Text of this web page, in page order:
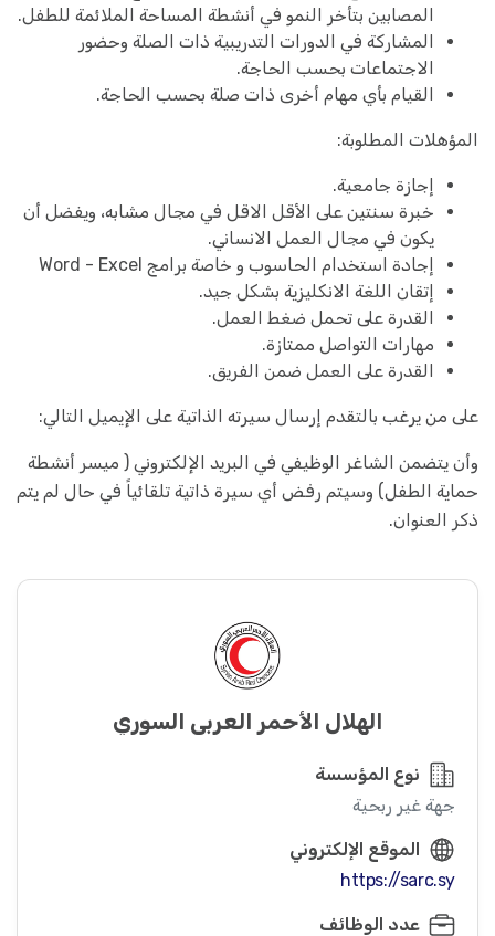
المصابين بتأخر النمو في أنشطة المساحة الملائمة للطفل.
المشاركة في الدورات التدريبية ذات الصلة وحضور
الاجتماعات بحسب الحاجة.
القيام بأي مهام أخرى ذات صلة بحسب الحاجة.
المؤهلات المطلوبة:
إجازة جامعية.
خبرة سنتين على الأقل الاقل في مجال مشابه، ويفضل أن
يكون في مجال العمل الانساني.
إجادة استخدام الحاسوب و خاصة برامج Word - Excel
إتقان اللغة الانكليزية بشكل جيد.
القدرة على تحمل ضغط العمل.
مهارات التواصل ممتازة.
القدرة على العمل ضمن الفريق.
على من يرغب بالتقدم إرسال سيرته الذاتية على الإيميل التالي:
وأن يتضمن الشاغر الوظيفي في البريد الإلكتروني ( ميسر أنشطة
حماية الطفل) وسيتم رفض أي سيرة ذاتية تلقائياً في حال لم يتم
ذكر العنوان.
الهلال الأحمر العربي السوري
نوع المؤسسة
جهة غير ربحية
الموقع الإلكتروني
https://sarc.sy
عدد الوظائف